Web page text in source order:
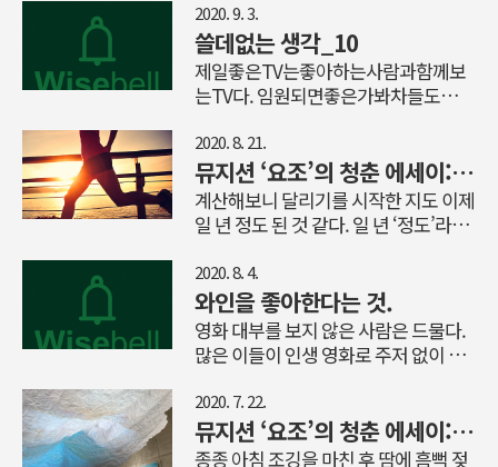
끔하게 면도를 마친 신사의 얼굴로 변
신한다. 백미는 완벽한 원뿔 모양의 끝
자락에 길지도 짧지도 않은 흑연 심이
예리하게 탄생할 때다. 새로이 태어난
흑단의 예각 위로 흐르는 빛은 자못 비
장하다. 마침내 마지막 연필을 깎고 여
느 날처럼 가지런히 놓으면 순례자의
시간이 시작된다. 다시 언어의 숲이다.
카피라이터로서 나의 아침은 연필을 깎
는 일부터 시작된다. 처음 카피라이터
에 입문했을 때는 주로 카피 용지에 볼
펜이나 만년필로 써서 넘기거나 아니면
전동타자기를 사용하면 되었다(전동타
자기는 광고국마다 한 대씩 배치되었던
것으로 기억한다). PC의 시대가 오면서
나같이..
2020. 9. 3.
쓸데없는 생각_10
제일좋은TV는좋아하는사람과함께보
는TV다. 임원되면좋은가봐차들도하하
라사랑을사랑하는거다 덜노력하기위
해더노력하자. 누군가의기분을상하지
않게하고고쳐지는일은없다. 진실은인
기가없다. 그는거장.너는노장.나는고
장. 나이드니까2악장이좋아지네. 돈개
념이없는게아니라숫자개념이없는거
다. 2020.더하면 사死. 곱하면 0無. 모든
기억은창작이다. 오랜만입니다.고등학
교동창보다더오랜만에만난사람_나
세상에서제일가벼운가방은여행가방
이다. 오른팔이하는일을왼팔이모르게
하라.믿을인간없다. 수사관들의국제공
영어_불어! 화분에물을주고나면왜내
2020. 8. 21.
뮤지션 ‘요조’의 청춘 에세이: 롱런은 신이 나야 하는 것
계산해보니 달리기를 시작한 지도 이제
일 년 정도 된 것 같다. 일 년 ‘정도’라고
날짜를 정확히 기록해두지 않았기 때문
이다. 그것이 두고두고 아쉬움으로 남
는다. 그래도 달린 지 일 년 정도 되었겠
다고 가늠할 수 있는 몇 가지 확실한 기
억이 있다. 달려보자고 큰맘을 먹고 집
을 나설 때 내가 입었던 건 하늘색 반바
지와 얇은 반팔이었다는 사실, 그날의
하늘이 내 반바지와 거의 흡사하면서
2020. 8. 4.
와인을 좋아한다는 것.
영화 대부를 보지 않은 사람은 드물다.
많은 이들이 인생 영화로 주저 없이 손
도 대부가 얼마나 유명한 영화인지는
안다. 그래서 옛날에 한번은 모 은행 대
출 광고 아이디어를 짜다 대부를 패러
2020. 7. 22.
뮤지션 ‘요조’의 청춘 에세이: 시래기 볶음을 만들다가 친구의 바다에 놀러가기
종종 아침 조깅을 마친 후 땀에 흠뻑 젖